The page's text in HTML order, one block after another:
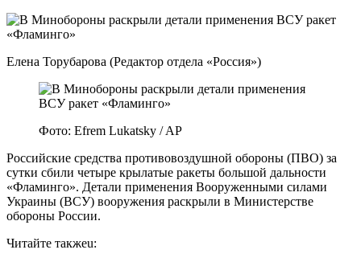
Елена Торубарова (Редактор отдела «Россия»)
Фото: Efrem Lukatsky / AP
Российские средства противовоздушной обороны (ПВО) за
сутки сбили четыре крылатые ракеты большой дальности
«Фламинго». Детали применения Вооруженными силами
Украины (ВСУ) вооружения раскрыли в Министерстве
обороны России.
Читайте такжеu: